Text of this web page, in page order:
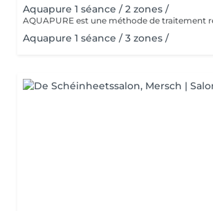
Aquapure 1 séance / 2 zones /
Aquapure 1 séance / 3 zones /